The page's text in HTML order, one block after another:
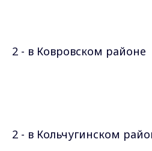
2 - в Ковровском районе
2 - в Кольчугинском